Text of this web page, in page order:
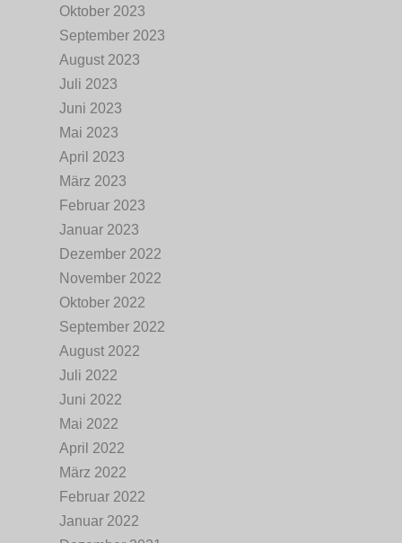
Oktober 2023
September 2023
August 2023
Juli 2023
Juni 2023
Mai 2023
April 2023
März 2023
Februar 2023
Januar 2023
Dezember 2022
November 2022
Oktober 2022
September 2022
August 2022
Juli 2022
Juni 2022
Mai 2022
April 2022
März 2022
Februar 2022
Januar 2022